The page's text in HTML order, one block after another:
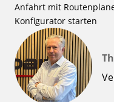
Anfahrt mit
Konfigurator starten